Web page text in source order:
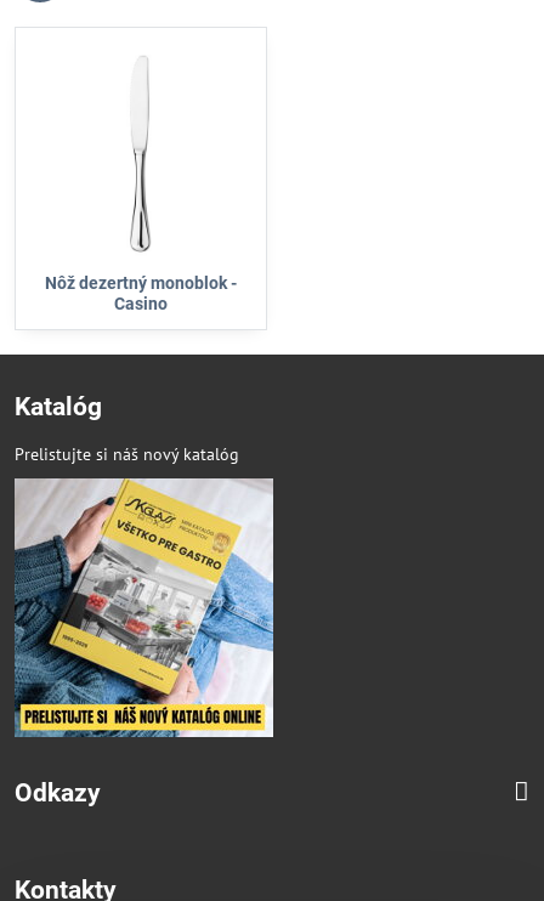
Nôž dezertný monoblok -
Casino
Katalóg
Prelistujte si náš nový katalóg
Odkazy
Kontakty